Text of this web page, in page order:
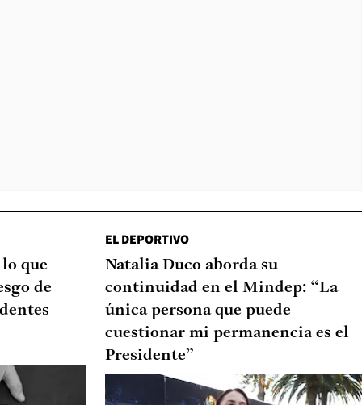
que
de
EL DEPORTIVO
Natalia Duco aborda su
continuidad en el Mindep: “La
única persona que puede
cuestionar mi permanencia es el
Presidente”